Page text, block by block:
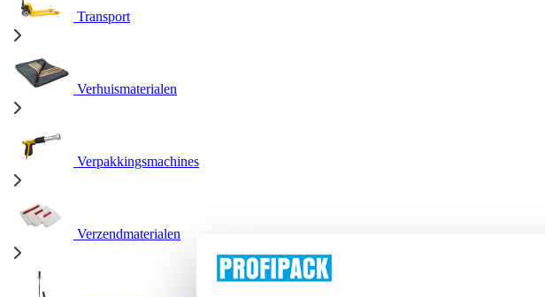
Transport
Verhuismaterialen
Verpakkingsmachines
Verzendmaterialen